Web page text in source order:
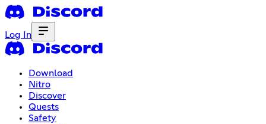
Log In
Download
Nitro
Discover
Quests
Safety